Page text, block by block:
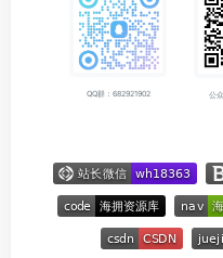
QQ群：682921902 公